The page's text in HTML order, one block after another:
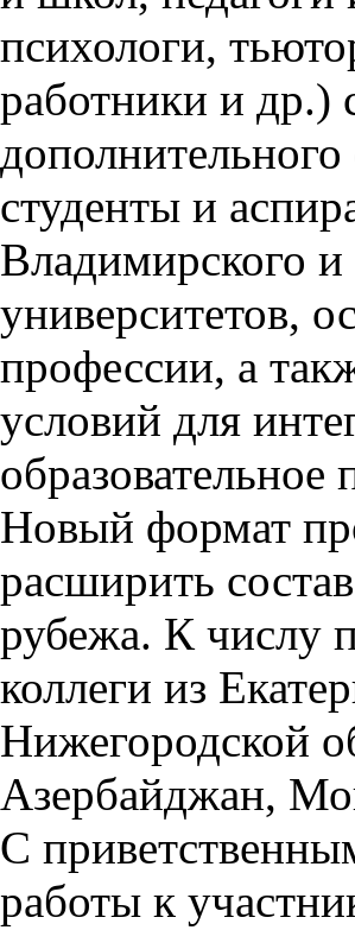
психологи,
работники и др.)
студенты и
Владимирского и
университетов,
профессии, а
условий для
Новый формат
расширить
рубежа. К числу
коллеги из
Нижегородской
Азербайджан,
С
работы к